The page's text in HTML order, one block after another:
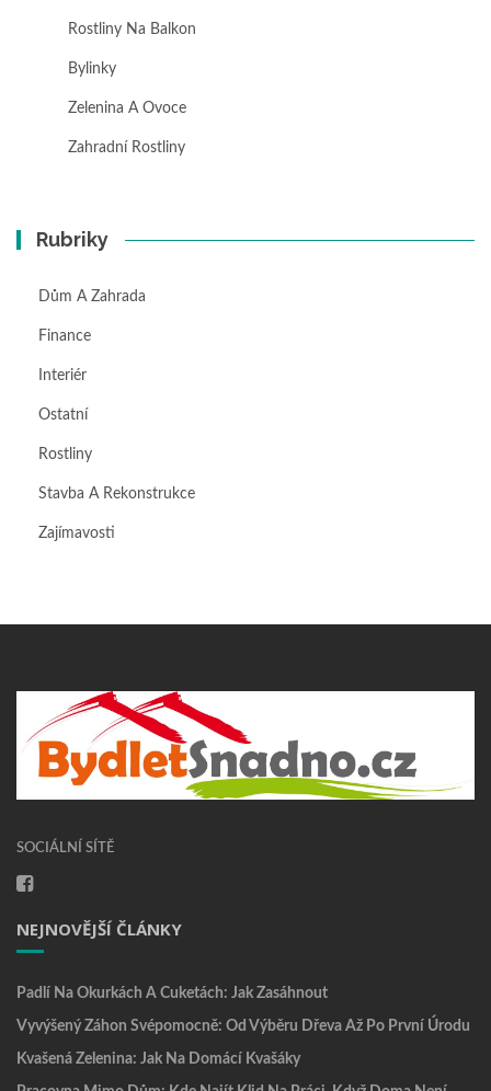
Rostliny Na Balkon
Bylinky
Zelenina A Ovoce
Zahradní Rostliny
Rubriky
Dům A Zahrada
Finance
Interiér
Ostatní
Rostliny
Stavba A Rekonstrukce
Zajímavosti
SOCIÁLNÍ SÍTĚ
NEJNOVĚJŠÍ ČLÁNKY
Padlí Na Okurkách A Cuketách: Jak Zasáhnout
Vyvýšený Záhon Svépomocně: Od Výběru Dřeva Až Po První Úrodu
Kvašená Zelenina: Jak Na Domácí Kvašáky